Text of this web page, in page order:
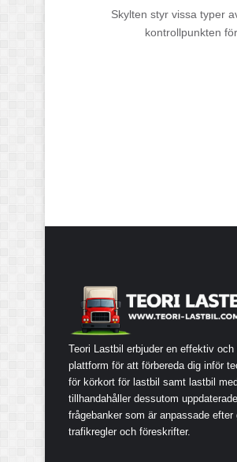
Skylten styr vissa typer
kontrollpunkten
Teori Lastbil erbjuder en effektiv och
plattform för att förbereda dig inför
för körkort för lastbil samt lastbil
tillhandahåller dessutom uppdaterade
frågebanker som är anpassade efter
trafikregler och föreskrifter.